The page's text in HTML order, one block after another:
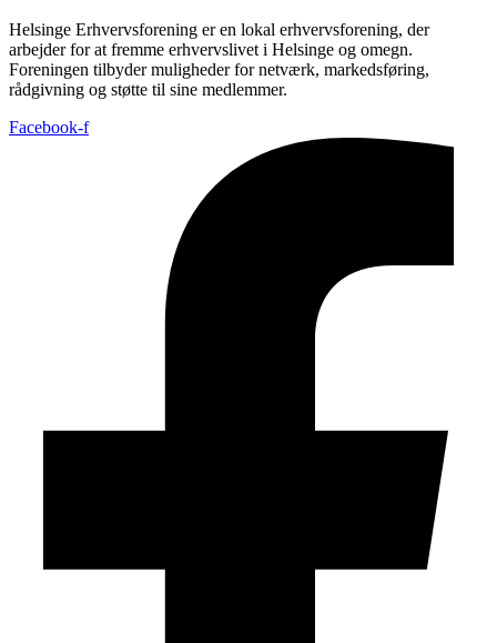
Helsinge Erhvervsforening er en lokal erhvervsforening, der
arbejder for at fremme erhvervslivet i Helsinge og omegn.
Foreningen tilbyder muligheder for netværk, markedsføring,
rådgivning og støtte til sine medlemmer.
Facebook-f